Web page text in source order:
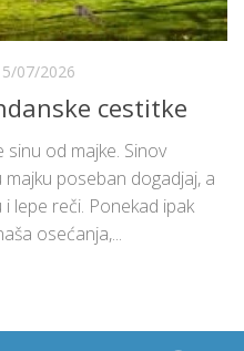
07/2026
cestitke
od majke. Sinov
poseban dogadjaj, a
lepe reči. Ponekad ipak
osećanja,...